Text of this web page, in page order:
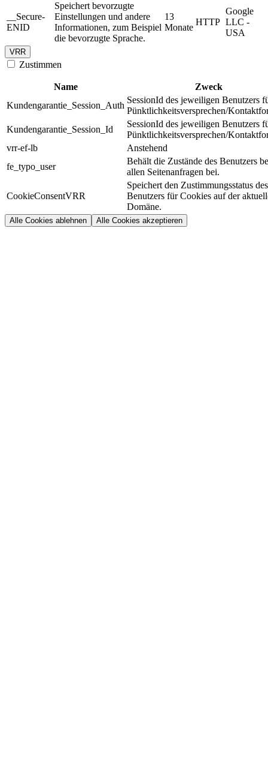
__Secure-
ENID
Speichert bevorzugte
Einstellungen und andere
Informationen, zum Beispiel
die bevorzugte Sprache.
13
Monate
HTTP
Google
LLC -
USA
VRR
Zustimmen
Name
Zweck
Kundengarantie_Session_Auth
SessionId des jeweiligen Benutzers
Pünktlichkeitsversprechen/
Kundengarantie_Session_Id
SessionId des jeweiligen Benutzers
Pünktlichkeitsversprechen/
vrr-ef-lb
Anstehend
fe_typo_user
Behält die Zustände des Benutzers
allen Seitenanfragen bei.
CookieConsentVRR
Speichert den Zustimmungsstatus des
Benutzers für Cookies auf der
Domäne.
Alle Cookies ablehnen Alle Cookies akzeptieren